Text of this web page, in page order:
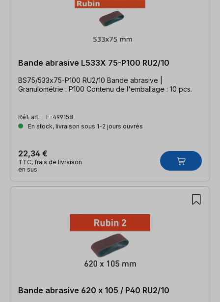
Bande abrasive L533X 75-P100 RU2/10
BS75/533x75-P100 RU2/10 Bande abrasive |
Granulométrie : P100 Contenu de l'emballage : 10 pcs.
Réf. art. : F-499158
En stock, livraison sous 1-2 jours ouvrés
22,34 €
TTC, frais de livraison
en sus
Bande abrasive 620 x 105 / P40 RU2/10